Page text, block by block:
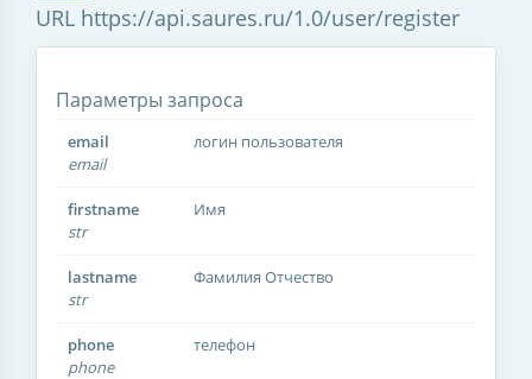
URL https://api.saures.ru/1.0/user/register
Параметры запроса
email
email
логин пользователя
firstname
str
Имя
lastname
str
Фамилия Отчество
phone
phone
телефон